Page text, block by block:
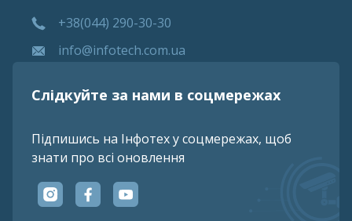
+38(044) 290-30-30
info@infotech.com.ua
Слідкуйте за нами в соцмережах
Підпишись на Інфотех у соцмережах, щоб
знати про всі оновлення